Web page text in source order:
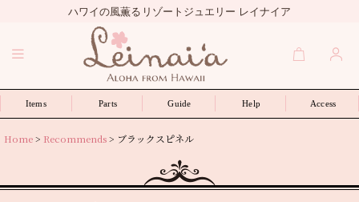
ハワイの風薫るリゾートジュエリー レイナイア
Items Parts Guide Help Access
Home> Recommends> ブラックスピネル